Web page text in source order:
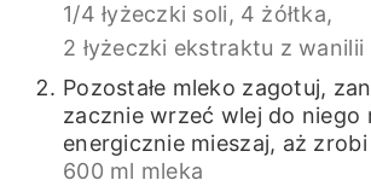
1/4 łyżeczki soli, 4 żółtka,
2 łyżeczki ekstraktu z wanilii
Pozostałe mleko zagotuj,
zacznie wrzeć wlej do niego
energicznie mieszaj, aż
600 ml mleka